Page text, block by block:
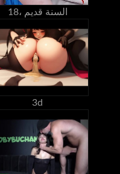
18، السنة قديم
3d